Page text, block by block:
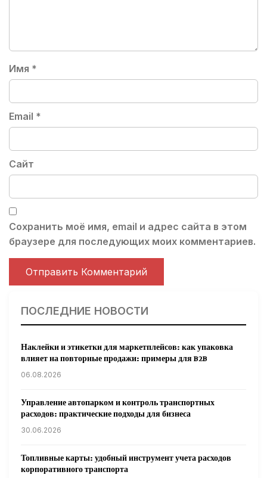
Имя *
Email *
Сайт
Сохранить моё имя, email и адрес сайта в этом
браузере для последующих моих комментариев.
ПОСЛЕДНИЕ НОВОСТИ
Наклейки и этикетки для маркетплейсов: как упаковка
влияет на повторные продажи: примеры для B2B
06.08.2026
Управление автопарком и контроль транспортных
расходов: практические подходы для бизнеса
30.06.2026
Топливные карты: удобный инструмент учета расходов
корпоративного транспорта